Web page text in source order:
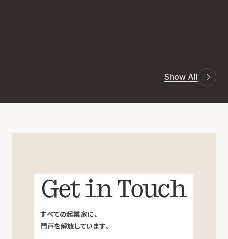
Show All
Get in Touch
すべての起業家に、
門戸を解放しています。